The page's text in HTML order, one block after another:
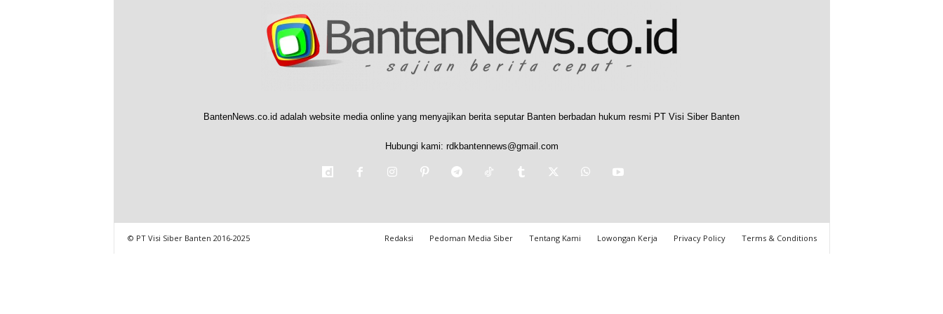
BantenNews.co.id adalah website media online yang menyajikan berita seputar Banten berbadan hukum resmi PT Visi Siber Banten
Hubungi kami: rdkbantennews@gmail.com
Redaksi Pedoman Media Siber Tentang Kami Lowongan Kerja Privacy Policy Terms & Conditions
© PT Visi Siber Banten 2016-2025